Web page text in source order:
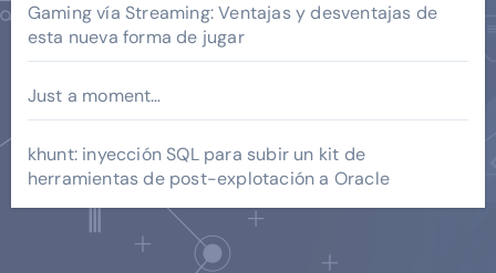
Gaming vía Streaming: Ventajas y desventajas de
esta nueva forma de jugar
Just a moment…
khunt: inyección SQL para subir un kit de
herramientas de post-explotación a Oracle